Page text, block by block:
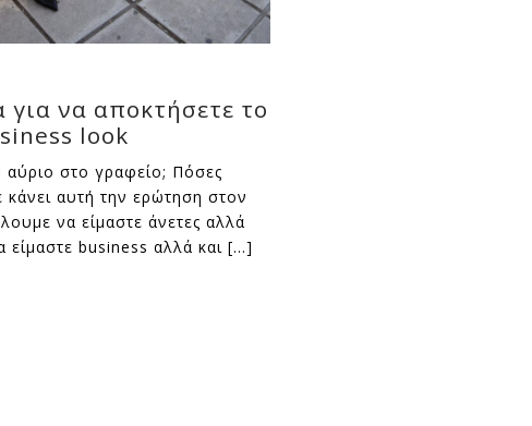
για να αποκτήσετε το
look
στο γραφείο; Πόσες
αυτή την ερώτηση στον
να είμαστε άνετες αλλά
είμαστε business αλλά και […]